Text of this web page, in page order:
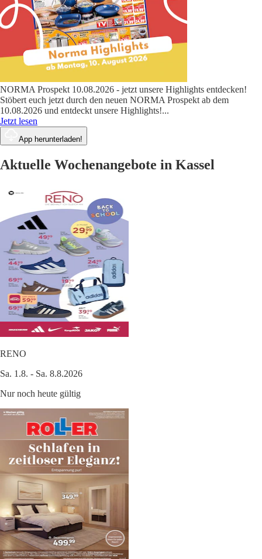
NORMA Prospekt 10.08.2026 - jetzt unsere Highlights entdecken!
Stöbert euch jetzt durch den neuen NORMA Prospekt ab dem
10.08.2026 und entdeckt unsere Highlights!...
Jetzt lesen
App herunterladen!
Aktuelle Wochenangebote in Kassel
RENO
Sa. 1.8. - Sa. 8.8.2026
Nur noch heute gültig